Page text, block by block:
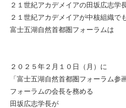
２１世紀アカデメイアの田坂広志学
２１世紀アカデメイアが中核組織で
富士五湖自然首都圏フォーラムは
２０２５年２月１０日（月）に
「富士五湖自然首都圏フォーラム参
フォーラムの会長を務める
田坂広志学長が